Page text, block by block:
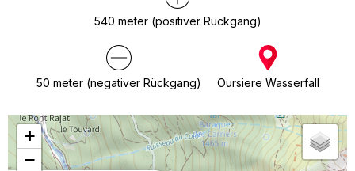
540 meter (positiver Rückgang)
50 meter (negativer Rückgang) Oursiere Wasserfall
+
−